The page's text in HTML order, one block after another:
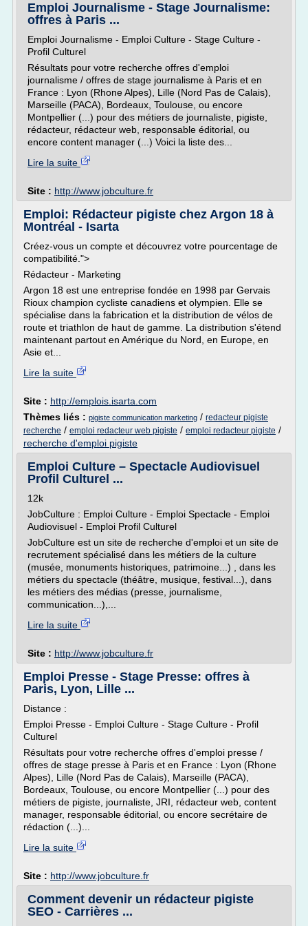
Emploi Journalisme - Stage Journalisme:
offres à Paris ...
Emploi Journalisme - Emploi Culture - Stage Culture -
Profil Culturel
Résultats pour votre recherche offres d'emploi
journalisme / offres de stage journalisme à Paris et en
France : Lyon (Rhone Alpes), Lille (Nord Pas de Calais),
Marseille (PACA), Bordeaux, Toulouse, ou encore
Montpellier (...) pour des métiers de journaliste, pigiste,
rédacteur, rédacteur web, responsable éditorial, ou
encore content manager (...) Voici la liste des...
Lire la suite
Site : http://www.jobculture.fr
Emploi: Rédacteur pigiste chez Argon 18 à
Montréal - Isarta
Créez-vous un compte et découvrez votre pourcentage de
compatibilité.">
Rédacteur - Marketing
Argon 18 est une entreprise fondée en 1998 par Gervais
Rioux champion cycliste canadiens et olympien. Elle se
spécialise dans la fabrication et la distribution de vélos de
route et triathlon de haut de gamme. La distribution s'étend
maintenant partout en Amérique du Nord, en Europe, en
Asie et...
Lire la suite
Site : http://emplois.isarta.com
Thèmes liés : pigiste communication marketing / redacteur pigiste
recherche / emploi redacteur web pigiste / emploi redacteur pigiste /
recherche d'emploi pigiste
Emploi Culture – Spectacle Audiovisuel
Profil Culturel ...
12k
JobCulture : Emploi Culture - Emploi Spectacle - Emploi
Audiovisuel - Emploi Profil Culturel
JobCulture est un site de recherche d'emploi et un site de
recrutement spécialisé dans les métiers de la culture
(musée, monuments historiques, patrimoine...) , dans les
métiers du spectacle (théâtre, musique, festival...), dans
les métiers des médias (presse, journalisme,
communication...),...
Lire la suite
Site : http://www.jobculture.fr
Emploi Presse - Stage Presse: offres à
Paris, Lyon, Lille ...
Distance :
Emploi Presse - Emploi Culture - Stage Culture - Profil
Culturel
Résultats pour votre recherche offres d'emploi presse /
offres de stage presse à Paris et en France : Lyon (Rhone
Alpes), Lille (Nord Pas de Calais), Marseille (PACA),
Bordeaux, Toulouse, ou encore Montpellier (...) pour des
métiers de pigiste, journaliste, JRI, rédacteur web, content
manager, responsable éditorial, ou encore secrétaire de
rédaction (...)...
Lire la suite
Site : http://www.jobculture.fr
Comment devenir un rédacteur pigiste
SEO - Carrières ...